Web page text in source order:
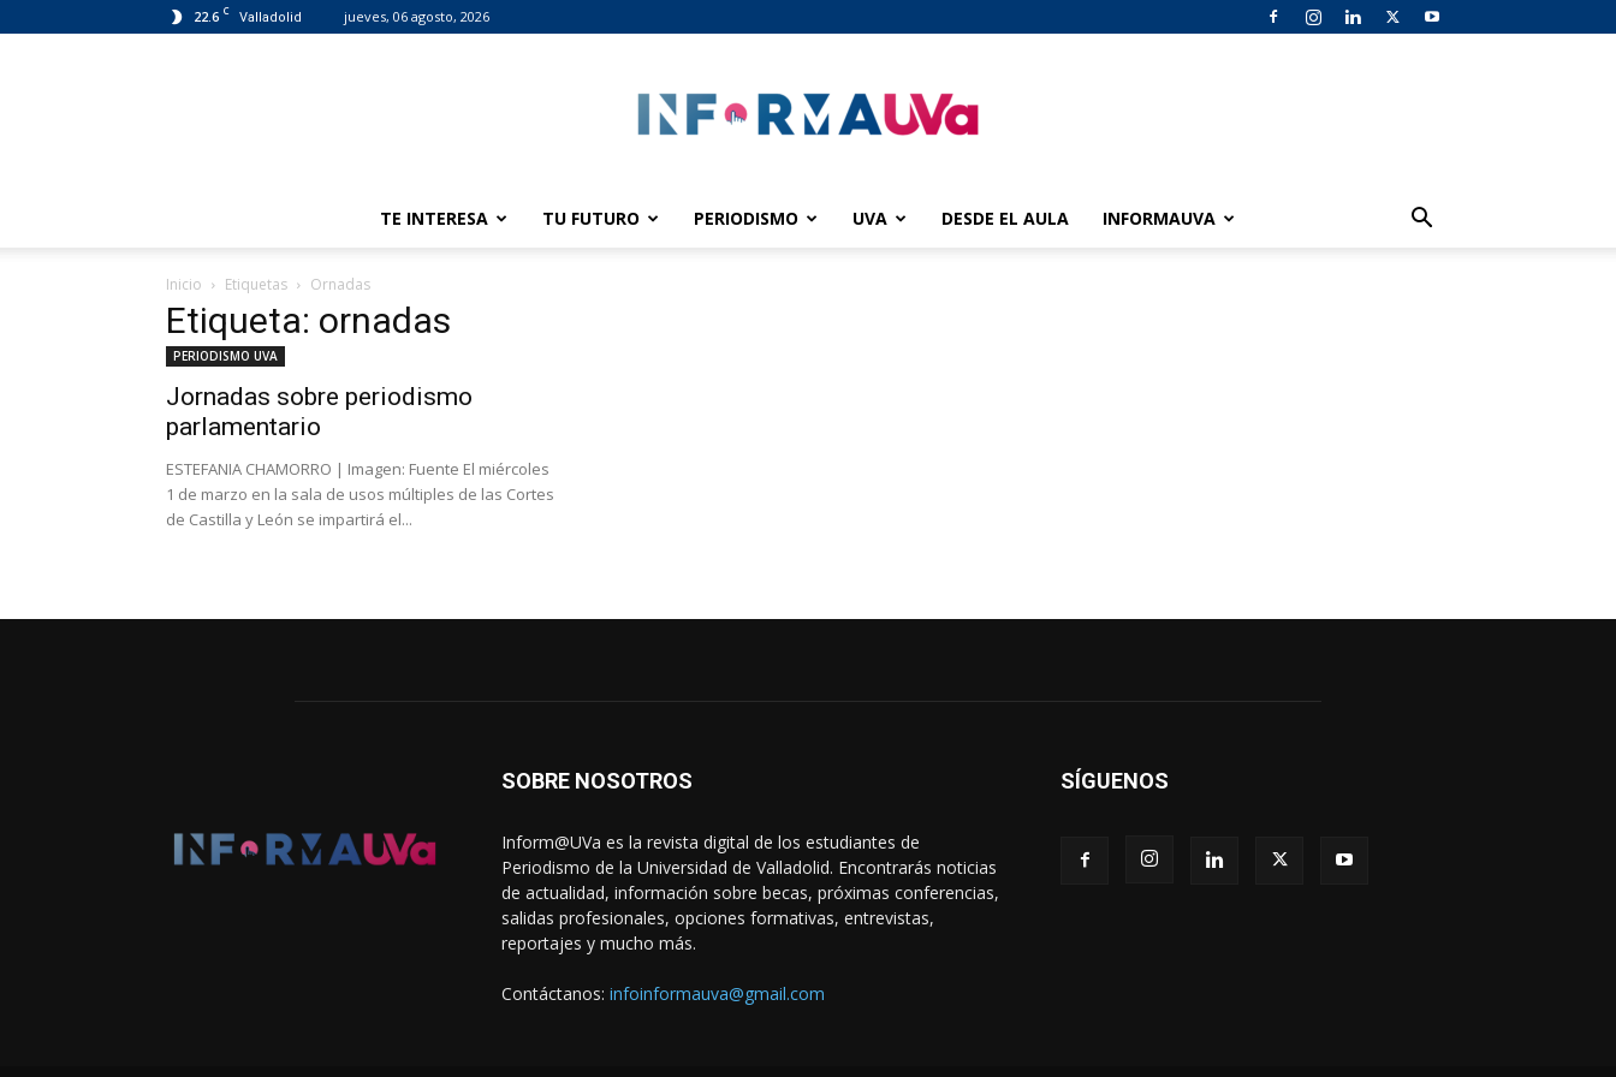
22.6 C Valladolid jueves, 06 agosto, 2026
informaUVA
TE INTERESA TU FUTURO PERIODISMO UVA DESDE EL AULA INFORMAUVA
Inicio Etiquetas Ornadas
Etiqueta: ornadas
PERIODISMO UVA
Jornadas sobre periodismo
parlamentario
ESTEFANIA CHAMORRO | Imagen: Fuente El miércoles
1 de marzo en la sala de usos múltiples de las Cortes
de Castilla y León se impartirá el...
SOBRE NOSOTROS
Inform@UVa es la revista digital de los estudiantes de
Periodismo de la Universidad de Valladolid. Encontrarás noticias
de actualidad, información sobre becas, próximas conferencias,
salidas profesionales, opciones formativas, entrevistas,
reportajes y mucho más.
Contáctanos: infoinformauva@gmail.com
SÍGUENOS